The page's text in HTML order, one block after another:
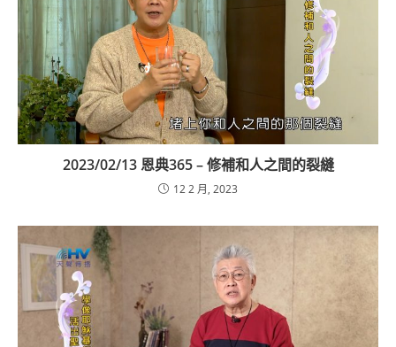
2023/02/13 恩典365 – 修補和人之間的裂縫
12 2 月, 2023